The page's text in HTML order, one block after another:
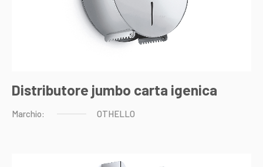
Distributore jumbo carta igenica
Marchio: OTHELLO